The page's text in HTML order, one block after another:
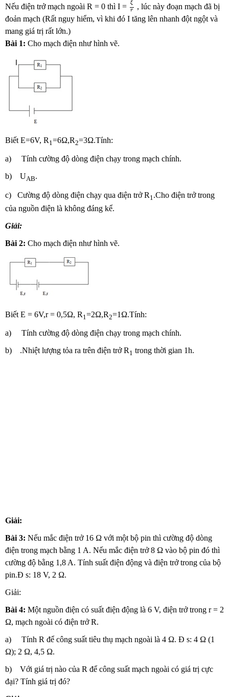
Nếu điện trở mạch ngoài R = 0 thì I =
ξ
r
, lúc này đoạn mạch đã bị
đoản mạch (Rất nguy hiểm, vì khi đó I tăng lên nhanh đột ngột và
mang giá trị rất lớn.)
Bài 1: Cho mạch điện như hình vẽ.
Biết E=6V, R 1=6Ω,R2=3Ω.Tính:
a) Tính cường độ dòng điện chạy trong mạch chính.
b) UAB.
c) Cường độ dòng điện chạy qua điện trở R 1 .Cho điện trở trong
của nguồn điện là không đáng kể.
Giải:
Bài 2: Cho mạch điện như hình vẽ.
Biết E = 6V,r = 0,5Ω, R 1 =2Ω,R2=1Ω.Tính:
a) Tính cường độ dòng điện chạy trong mạch chính.
b) .Nhiệt lượng tỏa ra trên điện trở R 1 trong thời gian 1h.
Giải:
Bài 3: Nếu mắc điện trở 16 Ω với một bộ pin thì cường độ dòng
điện trong mạch bằng 1 A. Nếu mắc điện trở 8 Ω vào bộ pin đó thì
cường độ bằng 1,8 A. Tính suất điện động và điện trở trong của bộ
pin.Đ s: 18 V, 2 Ω.
Giải:
Bài 4: Một nguồn điện có suất điện động là 6 V, điện trở trong r = 2
Ω, mạch ngoài có điện trở R.
a) Tính R để công suất tiêu thụ mạch ngoài là 4 Ω. Đ s: 4 Ω (1
Ω); 2 Ω, 4,5 Ω.
b) Với giá trị nào của R để công suất mạch ngoài có giá trị cực
đại? Tính giá trị đó?